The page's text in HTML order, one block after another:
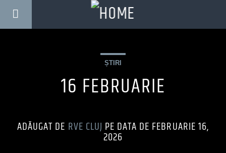
ȘTIRI
16 FEBRUARIE
ADĂUGAT DE RVE CLUJ PE DATA DE FEBRUARIE 16,
2026